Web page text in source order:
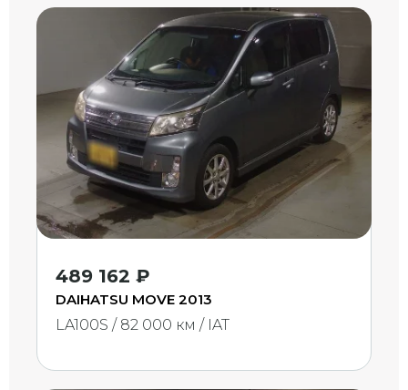
489 162 ₽
DAIHATSU MOVE 2013
LA100S / 82 000 км / IAT